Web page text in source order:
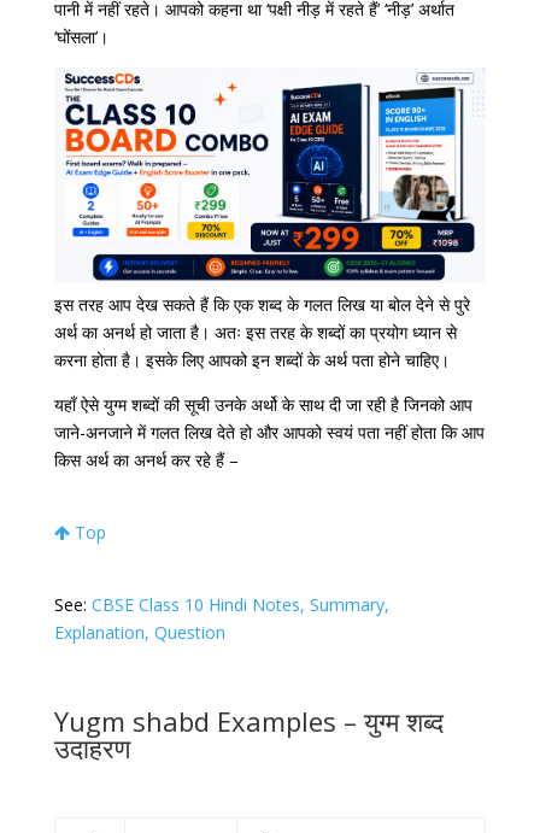
पानी में नहीं रहते। आपको कहना था ‘पक्षी नीड़ में रहते हैं’ ‘नीड़’ अर्थात
‘घोंसला’।
इस तरह आप देख सकते हैं कि एक शब्द के गलत लिख या बोल देने से पुरे
अर्थ का अनर्थ हो जाता है। अतः इस तरह के शब्दों का प्रयोग ध्यान से
करना होता है। इसके लिए आपको इन शब्दों के अर्थ पता होने चाहिए।
यहाँ ऐसे युग्म शब्दों की सूची उनके अर्थो के साथ दी जा रही है जिनको आप
जाने-अनजाने में गलत लिख देते हो और आपको स्वयं पता नहीं होता कि आप
किस अर्थ का अनर्थ कर रहे हैं –
Top
See: CBSE Class 10 Hindi Notes, Summary,
Explanation, Question
Yugm shabd Examples – युग्म शब्द
उदाहरण